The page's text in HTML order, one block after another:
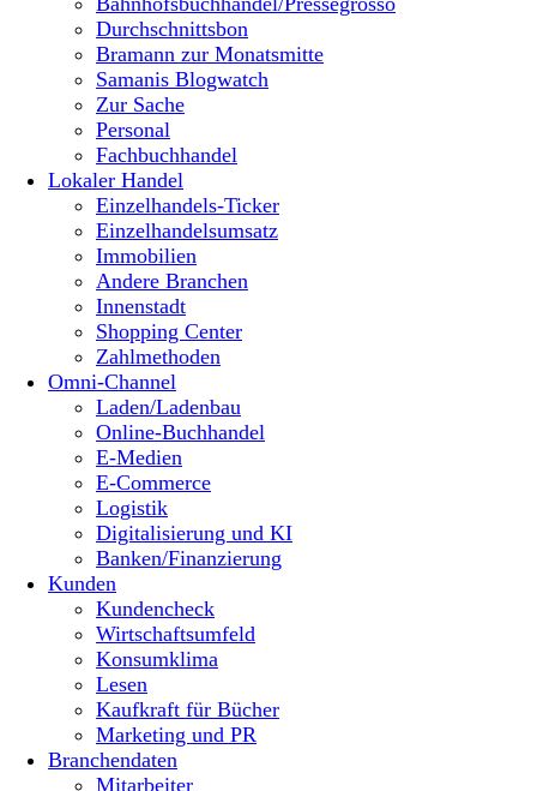
Durchschnittsbon
Bramann zur Monatsmitte
Samanis Blogwatch
Zur Sache
Personal
Fachbuchhandel
Lokaler Handel
Einzelhandels-Ticker
Einzelhandelsumsatz
Immobilien
Andere Branchen
Innenstadt
Shopping Center
Zahlmethoden
Omni-Channel
Laden/Ladenbau
Online-Buchhandel
E-Medien
E-Commerce
Logistik
Digitalisierung und KI
Banken/Finanzierung
Kunden
Kundencheck
Wirtschaftsumfeld
Konsumklima
Lesen
Kaufkraft für Bücher
Marketing und PR
Branchendaten
Mitarbeiter